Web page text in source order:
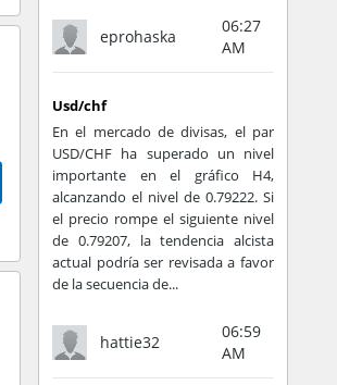
eprohaska
06:27
AM
Usd/chf
En el mercado de divisas, el par
USD/CHF ha superado un nivel
importante en el gráfico H4,
alcanzando el nivel de 0.79222. Si
el precio rompe el siguiente nivel
de 0.79207, la tendencia alcista
actual podría ser revisada a favor
de la secuencia de...
hattie32
06:59
AM